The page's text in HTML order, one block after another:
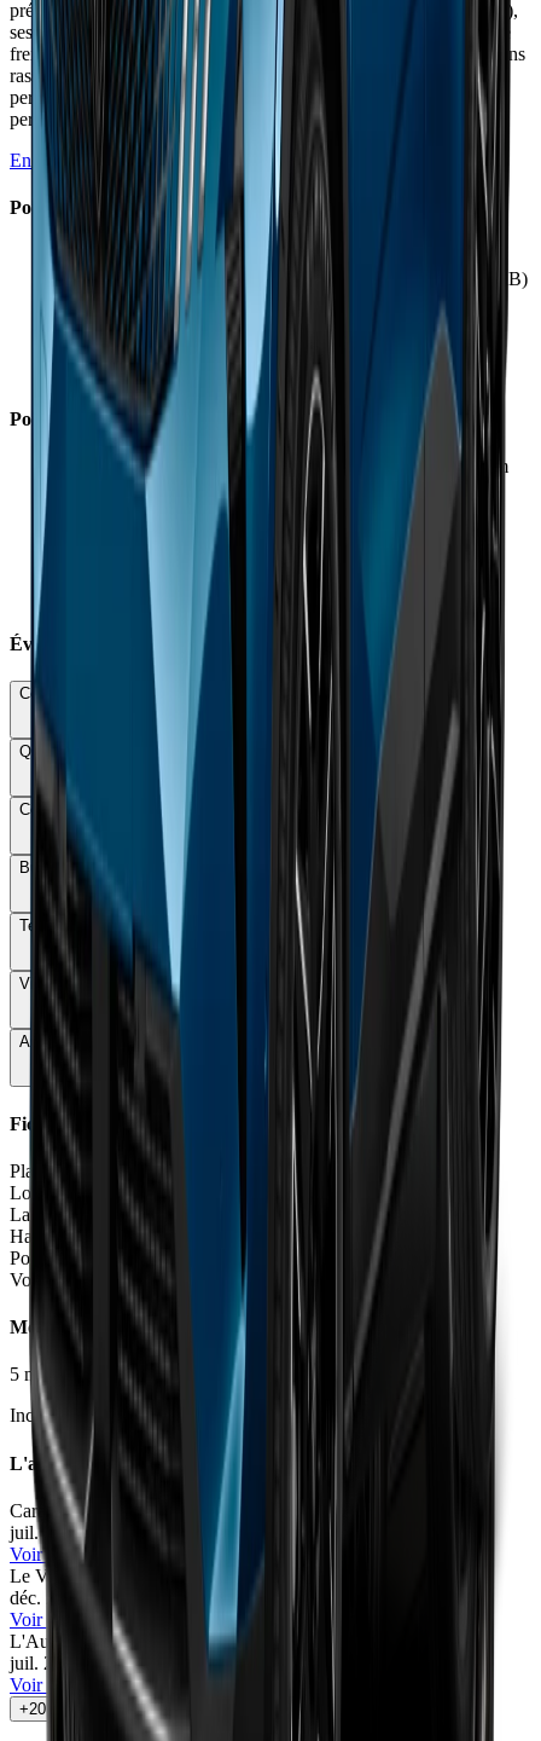
préservant l'excellent confort. Mais son poids excessif (2,2 tonnes),
ses performances de recharge décevantes et son autonomie limitée
freinent l'enthousiasme. L'habitacle spectaculaire et la garantie 8 ans
rassurent, mais le prix élevé (53 990 €) et les bugs logiciels
persistent. Un SUV électrique confortable et bien fini, mais
perfectible sur l'essentiel : autonomie et recharge.
En savoir plus →
Points Forts
✓ Présentation intérieure spectaculaire et finition soignée
Confort remarquable avec insonorisation excellente (68 dB)
✓
Sièges AGR très accueillants avec maintien ajustable
✓ Version Dual Motor nettement plus dynamique
Coffre spacieux de 520 litres avec plancher modulable
Garantie constructeur de 8 ans très rassurante
Points Faibles
Autonomie réelle décevante : 350-420 km vs 490-527 km
Recharge rapide très lente : 40 min pour 10-80%
Poids excessif de 2,2 tonnes limitant performances
Habitabilité arrière limitée malgré dimensions généreuses
Système multimédia instable avec bugs fréquents
Prix élevé dès 53 990 € sans bonus écologique
Évaluations Détaillées
Conduite & Maniabilité
Qualité & Finition
Confort
Budget total
Technologie
Vie à bord
Autonomie & Recharge
Fiche Technique
Places5 places
Longueur
m
Largeur
1.90 - 1.93
Hauteur1.64
Poids à vide
1547 - 2266
Volume coffre
470 - 520
Moteurs et Finitions
5 motorisation s • finition
Inclure Malus 2026
L'avis des experts
Caradisiac
/100
juil. 2026•
Voir l'article
Le Vendeur Automobiles
76
/100
déc. 2025
Le Vendeur Automobiles
Voir l'article
L'Auto-Journal60
juil. 2025
Cyril Biotteau
Voir l'article
+20